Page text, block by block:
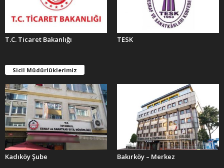
T.C. Ticaret Bakanlığı TESK
Sicil Müdürlüklerimiz
Kadıköy Şube Bakırköy – Merkez